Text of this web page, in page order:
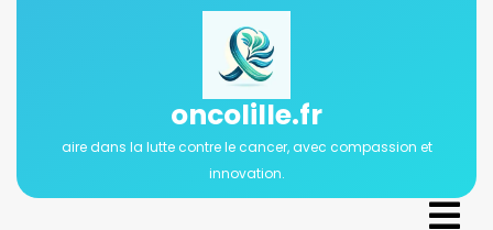
oncolille.fr
aire dans la lutte contre le cancer, avec compassion et
innovation.